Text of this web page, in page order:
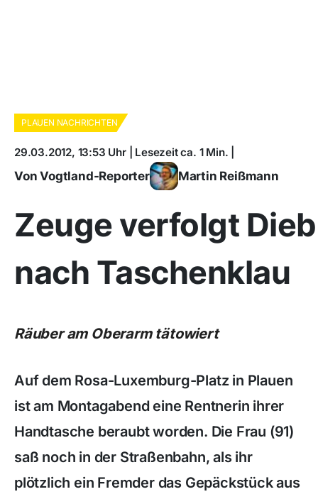
PLAUEN NACHRICHTEN
29.03.2012, 13:53 Uhr | Lesezeit ca. 1 Min. |
Von Vogtland-Reporter Martin Reißmann
Zeuge verfolgt Dieb
nach Taschenklau
Räuber am Oberarm tätowiert
Auf dem Rosa-Luxemburg-Platz in Plauen
ist am Montagabend eine Rentnerin ihrer
Handtasche beraubt worden. Die Frau (91)
saß noch in der Straßenbahn, als ihr
plötzlich ein Fremder das Gepäckstück aus